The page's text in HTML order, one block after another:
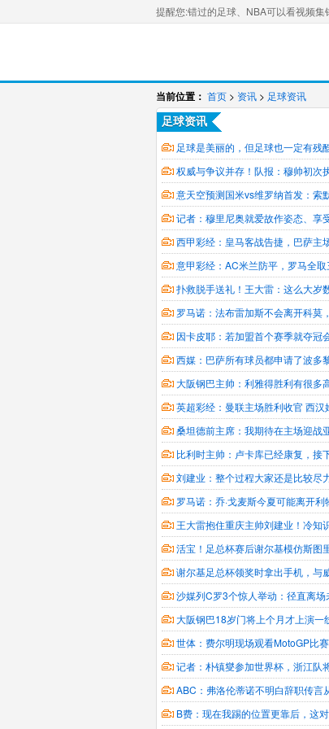
提醒您:错过的足球、NBA可以看视频
当前位置： 首页 > 资讯 > 足球资讯
足球资讯
足球是美丽的，但足球也一定有残
权威与争议并存！队报：穆帅初次
意天空预测国米vs维罗纳首发：索
记者：穆里尼奥就爱故作姿态、享
西甲彩经：皇马客战告捷，巴萨主
意甲彩经：AC米兰防平，罗马全取
扑救脱手送礼！王大雷：这么大岁
罗马诺：法布雷加斯不会离开科莫
因卡皮耶：若加盟首个赛季就夺冠
西媒：巴萨所有球员都申请了波多
大阪钢巴主帅：利雅得胜利有很多
英超彩经：曼联主场胜利收官 西汉
桑坦德前主席：我期待在主场迎战
比利时主帅：卢卡库已经康复，接
刘建业：整个过程大家还是比较尽
罗马诺：乔·戈麦斯今夏可能离开
王大雷抱住重庆主帅刘建业！冷知
活宝！足总杯赛后谢尔基模仿斯图
谢尔基足总杯领奖时拿出手机，与
沙媒列C罗3个惊人举动：径直离
大阪钢巴18岁门将上个月才上演
世体：费尔明现场观看MotoGP比
记者：朴镇燮参加世界杯，浙江队
ABC：弗洛伦蒂诺不明白辞职传言
B费：现在我踢的位置更靠后，这